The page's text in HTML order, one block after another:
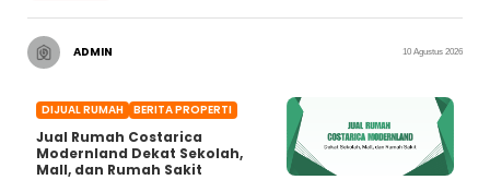
ADMIN 10 Agustus 2026
DIJUAL RUMAH BERITA PROPERTI
Jual Rumah Costarica
Modernland Dekat Sekolah,
Mall, dan Rumah Sakit